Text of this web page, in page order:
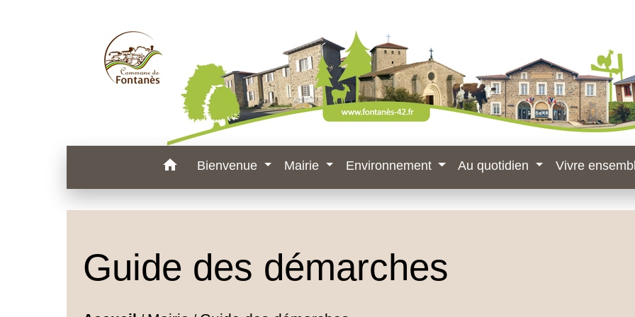
home Bienvenue Mairie Environnement Au quotidien Vivre
Guide des démarches